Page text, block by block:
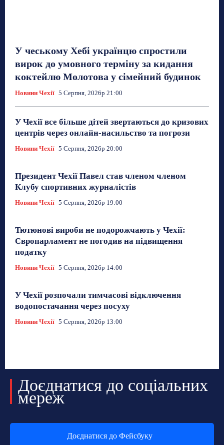
У чеському Хебі українцю спростили
вирок до умовного терміну за кидання
коктейлю Молотова у сімейний будинок
Новини Чехії 5 Серпня, 2026р 21:00
У Чехії все більше дітей звертаються до кризових
центрів через онлайн-насильство та погрози
Новини Чехії 5 Серпня, 2026р 20:00
Президент Чехії Павел став членом членом
Клубу спортивних журналістів
Новини Чехії 5 Серпня, 2026р 19:00
Тютюнові вироби не подорожчають у Чехії:
Європарламент не погодив на підвищення
податку
Новини Чехії 5 Серпня, 2026р 14:00
У Чехії розпочали тимчасові відключення
водопостачання через посуху
Новини Чехії 5 Серпня, 2026р 13:00
Доєднатися до соціальних
мереж
Доєднатися до Фейсбуку